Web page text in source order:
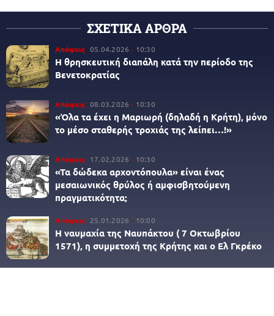
ΣΧΕΤΙΚΑ ΑΡΘΡΑ
Απόψεις 05.04.2026 10:30
Η θρησκευτική διαπάλη κατά την περίοδο της
Βενετοκρατίας
Απόψεις 08.03.2026 10:30
«Όλα τα έχει η Μαριωρή (δηλαδή η Κρήτη), μόνο
το μέσο σταθερής τροχιάς της λείπει…!»
Απόψεις 17.02.2026 10:30
«Τα δώδεκα αρχοντόπουλα» είναι ένας
μεσαιωνικός θρύλος ή αμφισβητούμενη
πραγματικότητα;
Απόψεις 25.01.2026 10:00
Η ναυμαχία της Ναυπάκτου ( 7 Οκτωβρίου
1571), η συμμετοχή της Κρήτης και ο Ελ Γκρέκο